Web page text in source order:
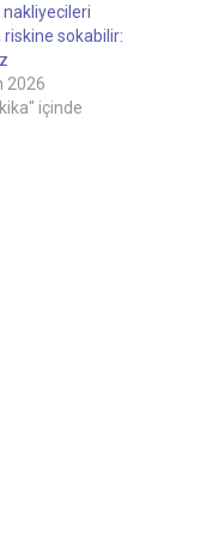
riskine sokabilir:
2026
içinde